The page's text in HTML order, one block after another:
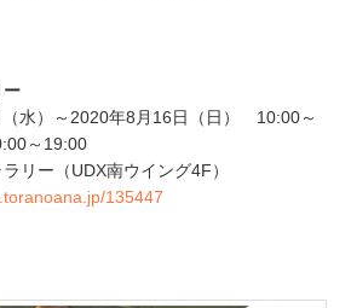
水）～2020年8月16日（日） 10:00～
～19:00
リー（UDX南ウイング4F）
135447